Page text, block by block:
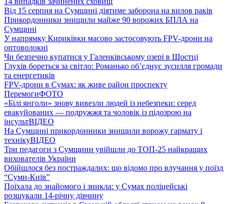
Від 15 серпня на Сумщині діятиме заборона на вилов раків
Прикордонники знищили майже 90 ворожих БПЛА на
Сумщині
У напрямку Кириківки масово застосовують FPV-дрони на
оптоволокні
Чи безпечно купатися у Галенківському озері в Шостці
Глухів бореться за світло: Романько об’єднує зусилля громади
та енергетиків
FPV-дрони в Сумах: як живе район проспекту
ПеремогиФОТО
«Білі янголи» знову вивезли людей із небезпеки: серед
евакуйованих — подружжя та чоловік із підозрою на
інсультВІДЕО
На Сумщині прикордонники знищили ворожу гармату і
технікуВІДЕО
Три педагоги з Сумщини увійшли до ТОП-25 найкращих
вихователів України
Обійшлося без постраждалих: що відомо про влучання у поїзд
“Суми-Київ”
Поїхала до знайомого і зникла: у Сумах поліцейські
розшукали 14-річну дівчину